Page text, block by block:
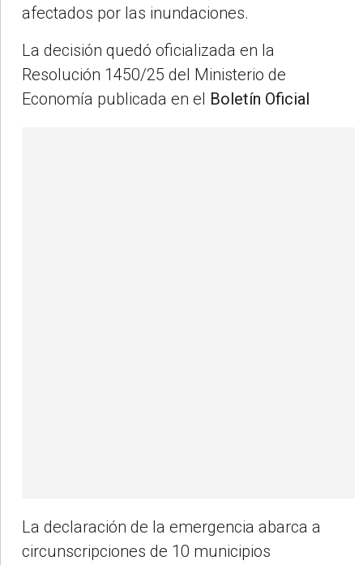
afectados por las inundaciones.
La decisión quedó oficializada en la
Resolución 1450/25 del Ministerio de
Economía publicada en el Boletín Oficial
La declaración de la emergencia abarca a
circunscripciones de 10 municipios